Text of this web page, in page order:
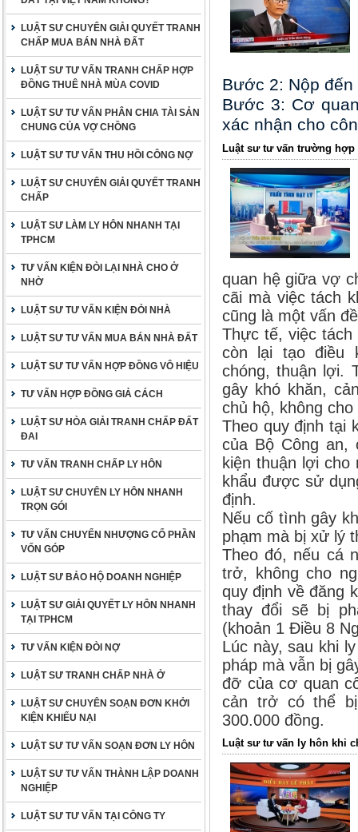
LUẬT SƯ CHUYÊN GIẢI QUYẾT TRANH
CHẤP MUA BÁN NHÀ ĐẤT
LUẬT SƯ TƯ VẤN TRANH CHẤP HỢP
ĐỒNG THUÊ NHÀ MÙA COVID
LUẬT SƯ TƯ VẤN PHÂN CHIA TÀI SẢN
CHUNG CỦA VỢ CHỒNG
LUẬT SƯ TƯ VẤN THU HỒI CÔNG NỢ
LUẬT SƯ CHUYÊN GIẢI QUYẾT TRANH
CHẤP
LUẬT SƯ LÀM LY HÔN NHANH TẠI
TPHCM
TƯ VẤN KIỆN ĐÒI LẠI NHÀ CHO Ở
NHỜ
LUẬT SƯ TƯ VẤN KIỆN ĐÒI NHÀ
LUẬT SƯ TƯ VẤN MUA BÁN NHÀ ĐẤT
LUẬT SƯ TƯ VẤN HỢP ĐỒNG VÔ HIỆU
TƯ VẤN HỢP ĐỒNG GIẢ CÁCH
LUẬT SƯ HÒA GIẢI TRANH CHẤP ĐẤT
ĐAI
TƯ VẤN TRANH CHẤP LY HÔN
LUẬT SƯ CHUYÊN LY HÔN NHANH
TRỌN GÓI
TƯ VẤN CHUYỂN NHƯỢNG CỔ PHẦN
VỐN GÓP
LUẬT SƯ BẢO HỘ DOANH NGHIỆP
LUẬT SƯ GIẢI QUYẾT LY HÔN NHANH
TẠI TPHCM
TƯ VẤN KIỆN ĐÒI NỢ
LUẬT SƯ TRANH CHẤP NHÀ Ở
LUẬT SƯ CHUYÊN SOẠN ĐƠN KHỞI
KIỆN KHIẾU NẠI
LUẬT SƯ TƯ VẤN SOẠN ĐƠN LY HÔN
LUẬT SƯ TƯ VẤN THÀNH LẬP DOANH
NGHIỆP
LUẬT SƯ TƯ VẤN TẠI CÔNG TY
Bước 2: Nộp
Bước 3: Cơ
xác nhận cho
Luật sư tư vấn trường
quan hệ giữa vợ
cãi mà việc tách
cũng là một vấn
Thực tế, việc
còn lại tạo điều
chóng, thuận lợi.
gây khó khăn,
chủ hộ, không
Theo quy định tại
của Bộ Công an,
kiện thuận lợi
khẩu được sử
định.
Nếu cố tình gây
phạm mà bị xử lý
Theo đó, nếu cá
trở, không cho
quy định về đăng
thay đổi sẽ bị
(khoản 1 Điều 8
Lúc này, sau khi
pháp mà vẫn bị
đỡ của cơ quan
cản trở có thể
300.000 đồng.
Luật sư tư vấn ly hôn khi